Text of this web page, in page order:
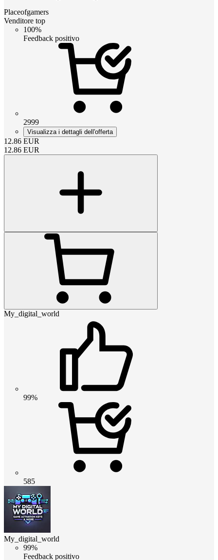
Placeofgamers
Venditore top
100%
Feedback positivo
2999
Visualizza i dettagli dell'offerta
12.86 EUR
12.86 EUR
My_digital_world
99%
585
My_digital_world
99%
Feedback positivo